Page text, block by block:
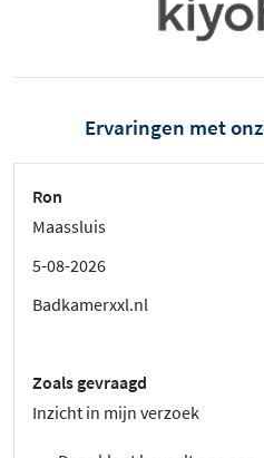
Ervaringen met
Ron
Maassluis
5-08-2026
Badkamerxxl.nl
Zoals gevraagd
Inzicht in mijn verzoek